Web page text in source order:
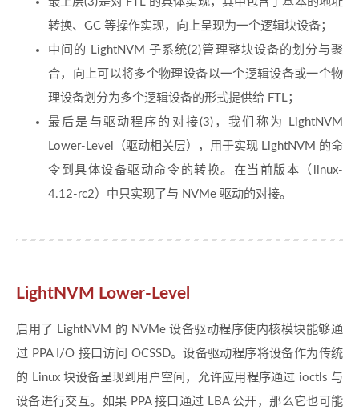
转换、GC 等操作实现，向上呈现为一个逻辑块设备；
中间的 LightNVM 子系统(2)管理整块设备的划分与聚
合，向上可以将多个物理设备以一个逻辑设备或一个物
理设备划分为多个逻辑设备的形式提供给 FTL；
最后是与驱动程序的对接(3)，我们称为 LightNVM
Lower-Level（驱动相关层），用于实现 LightNVM 的命
令到具体设备驱动命令的转换。在当前版本（linux-
4.12-rc2）中只实现了与 NVMe 驱动的对接。
LightNVM Lower-Level
启用了 LightNVM 的 NVMe 设备驱动程序使内核模块能够通
过 PPA I/O 接口访问 OCSSD。设备驱动程序将设备作为传统
的 Linux 块设备呈现到用户空间，允许应用程序通过 ioctls 与
设备进行交互。如果 PPA 接口通过 LBA 公开，那么它也可能